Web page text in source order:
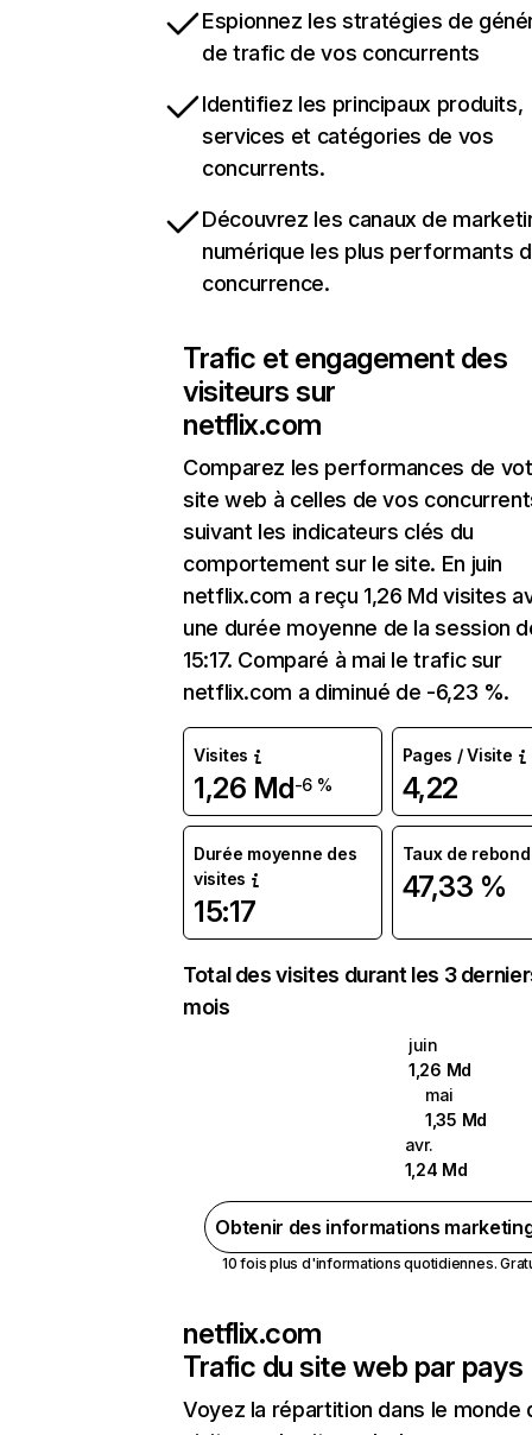
Espionnez les stratégies de
de trafic de vos concurrents
Identifiez les principaux produits,
services et catégories de vos
concurrents.
Découvrez les canaux de
numérique les plus performants
concurrence.
Trafic et engagement des
visiteurs sur
netflix.com
Comparez les performances de
site web à celles de vos
suivant les indicateurs clés du
comportement sur le site. En juin
netflix.com a reçu 1,26 Md visites
une durée moyenne de la session
15:17. Comparé à mai le trafic sur
netflix.com a diminué de -6,23 %.
Visites
1,26 Md-6 %
Pages / Visite
4,22
Durée moyenne des
visites
15:17
Taux de rebond
47,33 %
Total des visites durant les 3
mois
juin
1,26 Md
mai
1,35 Md
avr.
1,24 Md
Obtenir des informations
10 fois plus d'informations quotidiennes.
netflix.com
Trafic du site web par pays
Voyez la répartition dans le monde